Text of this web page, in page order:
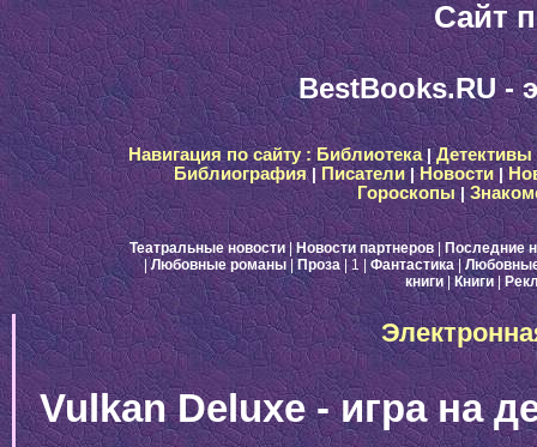
Сайт
BestBooks.RU -
Навигация по сайту : Библиотека|Детективы
Библиография| Писатели|Новости |
Гороскопы|
Театральные новости|Новости партнеров| Последние
|Любовные романы |Проза| 1 Фантастика|
книги| Книги|
Vulkan Deluxe - игра на